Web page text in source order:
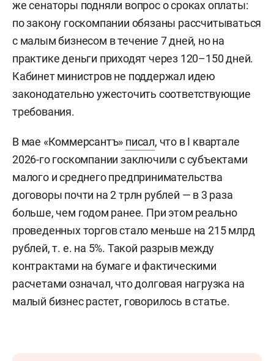
же сенаторы подняли вопрос о сроках оплаты:
по закону госкомпании обязаны рассчитываться
с малым бизнесом в течение 7 дней, но на
практике деньги приходят через 120–150 дней.
Кабинет министров не поддержал идею
законодательно ужесточить соответствующие
требования.
В мае «Коммерсантъ» писал, что в I квартале
2026-го госкомпании заключили с субъектами
малого и среднего предпринимательства
договоры почти на 2 трлн рублей — в 3 раза
больше, чем годом ранее. При этом реально
проведенных торгов стало меньше на 215 млрд
рублей, т. е. на 5%. Такой разрыв между
контрактами на бумаге и фактическими
расчетами означал, что долговая нагрузка на
малый бизнес растет, говорилось в статье.